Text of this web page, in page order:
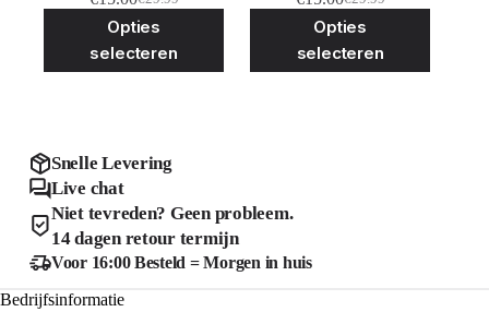
Oorspronkelijke
prijs
was:
Huidige
prijs
is:
Opties
selecteren
meerdere
op
de
productpagina
Oorspronkelijke
prijs
was:
Huidige
prijs
is:
Opties
selecteren
Snelle Levering
Live chat
Niet tevreden? Geen probleem.
14 dagen retour termijn
Voor 16:00 Besteld = Morgen in huis
Bedrijfsinformatie